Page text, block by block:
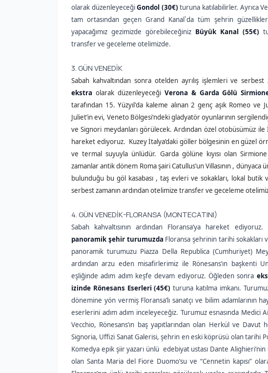
olarak düzenleyeceğiGondol (30€) turuna katılabilirler. Ayrıca
tam ortasından geçen Grand Kanal`da tüm şehrin
yapacağımız gezimizde görebileceğiniz Büyük Kanal (55€)
transfer ve geceleme otelimizde.
3. GÜN VENEDİK
Sabah kahvaltından sonra otelden ayrılış işlemleri ve
ekstra olarak düzenleyeceği Verona & Garda Gölü
tarafından 15. Yüzyıl'da kaleme alınan 2 genç aşık Romeo ve
Juliet’in evi, Veneto Bölgesi’ndeki gladyatör oyunlarının
ve Signori meydanları görülecek. Ardından özel otobüsümüz
hareket ediyoruz. Kuzey İtalya’daki göller bölgesinin en güzel
ve termal suyuyla ünlüdür. Garda gölüne kıyısı olan
zamanlar antik dönem Roma şairi Catullus’un Villasının , dünyaca
bulunduğu bu göl kasabası , taş evleri ve sokakları, lokal butik
serbest zamanın ardından otelimize transfer ve geceleme
4. GÜN VENEDİK-FLORANSA (MONTECATINI)
Sabah kahvaltısının ardından Floransa’ya hareket ediyoruz.
panoramik şehir turumuzda Floransa şehrinin tarihi sokakları
panoramik turumuzu Piazza Della Republica (Cumhuriyet)
ardından arzu eden misafirlerimiz ile Rönesans’ın başkenti
eşliğinde adım adım keşfe devam ediyoruz. Öğleden sonra
izinde Rönesans Eserleri (45€) turuna katılma imkanı.
dönemine yön vermiş Floransa’lı sanatçı ve bilim adamlarının
eserlerini adım adım inceleyeceğiz. Turumuz esnasında Medici
Vecchio, Rönesans’ın baş yapıtlarından olan Herkül ve
Signoria, Uffizi Sanat Galerisi, şehrin en eski köprüsü olan tarihi
Komedya epik şiir yazarı ünlü edebiyat ustası Dante
olan Santa Maria del Fiore Duomo’su ve “Cennetin kapısı”